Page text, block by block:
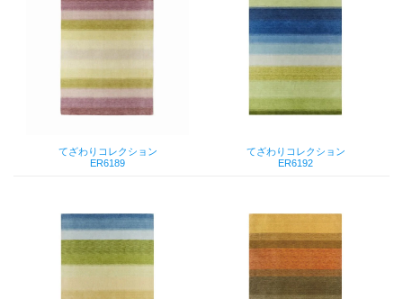
てざわりコレクション
ER6189
てざわりコレクション
ER6192